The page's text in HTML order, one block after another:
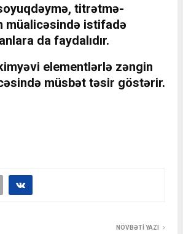
titrətmə-
müalicəsində istifadə
da faydalıdır.
elementlərlə zəngin
müsbət təsir göstərir.
NÖVBƏTI YAZI